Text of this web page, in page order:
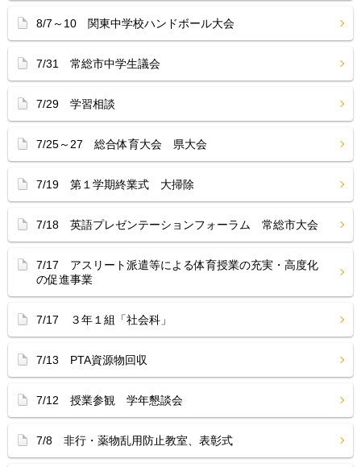
8/7～10 関東中学校ハンドボール大会
7/31 常総市中学生議会
7/29 学習相談
7/25～27 総合体育大会 県大会
7/19 第１学期終業式 大掃除
7/18 英語プレゼンテーションフォーラム 常総市大会
7/17 アスリート派遣等による体育授業の充実・高度化
の促進事業
7/17 ３年１組「社会科」
7/13 PTA資源物回収
7/12 授業参観 学年懇談会
7/8 非行・薬物乱用防止教室、表彰式